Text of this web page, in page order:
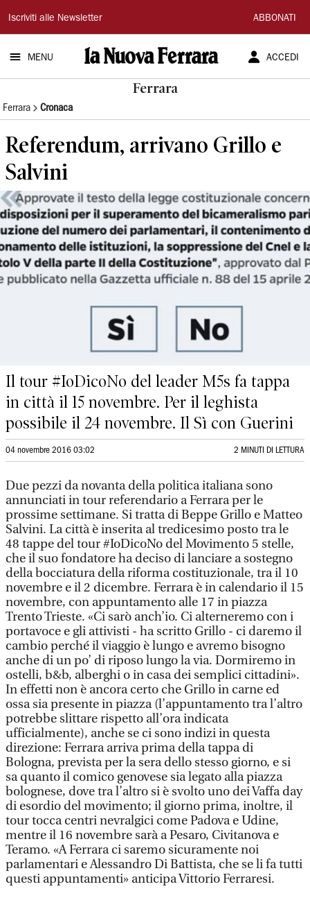
La
Nuova
Ferrara
Iscriviti alle Newsletter ABBONATI
MENU ACCEDI
Ferrara
Ferrara Cronaca
Referendum, arrivano Grillo e
Salvini
Il tour #IoDicoNo del leader M5s fa tappa
in città il 15 novembre. Per il leghista
possibile il 24 novembre. Il Sì con Guerini
04 novembre 2016 03:02 2 MINUTI DI LETTURA
Due pezzi da novanta della politica italiana sono
annunciati in tour referendario a Ferrara per le
prossime settimane. Si tratta di Beppe Grillo e Matteo
Salvini. La città è inserita al tredicesimo posto tra le
48 tappe del tour #IoDicoNo del Movimento 5 stelle,
che il suo fondatore ha deciso di lanciare a sostegno
della bocciatura della riforma costituzionale, tra il 10
novembre e il 2 dicembre. Ferrara è in calendario il 15
novembre, con appuntamento alle 17 in piazza
Trento Trieste. «Ci sarò anch’io. Ci alterneremo con i
portavoce e gli attivisti - ha scritto Grillo - ci daremo il
cambio perché il viaggio è lungo e avremo bisogno
anche di un po’ di riposo lungo la via. Dormiremo in
ostelli, b&b, alberghi o in casa dei semplici cittadini».
In effetti non è ancora certo che Grillo in carne ed
ossa sia presente in piazza (l’appuntamento tra l’altro
potrebbe slittare rispetto all’ora indicata
ufficialmente), anche se ci sono indizi in questa
direzione: Ferrara arriva prima della tappa di
Bologna, prevista per la sera dello stesso giorno, e si
sa quanto il comico genovese sia legato alla piazza
bolognese, dove tra l’altro si è svolto uno dei Vaffa day
di esordio del movimento; il giorno prima, inoltre, il
tour tocca centri nevralgici come Padova e Udine,
mentre il 16 novembre sarà a Pesaro, Civitanova e
Teramo. «A Ferrara ci saremo sicuramente noi
parlamentari e Alessandro Di Battista, che se li fa tutti
questi appuntamenti» anticipa Vittorio Ferraresi.